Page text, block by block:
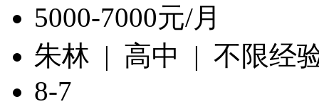
5000-7000元/月
朱林 | 高中 | 不限经
8-7